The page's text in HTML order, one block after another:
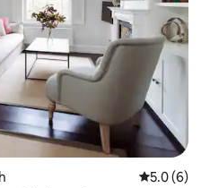
5.0 (6)